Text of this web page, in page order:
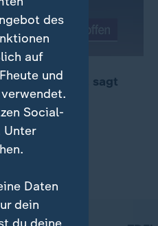
handeln", sagt
des
auf
und
Social-
Unter
Daten
dein